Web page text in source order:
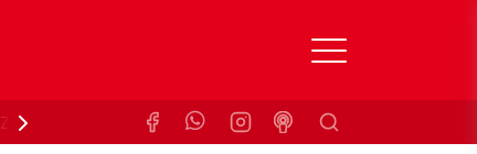
Zuzahlungsbefreiung KrankenkasseSuchen